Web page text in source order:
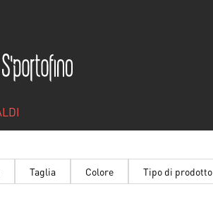
Taglia Colore Tipo di prodotto